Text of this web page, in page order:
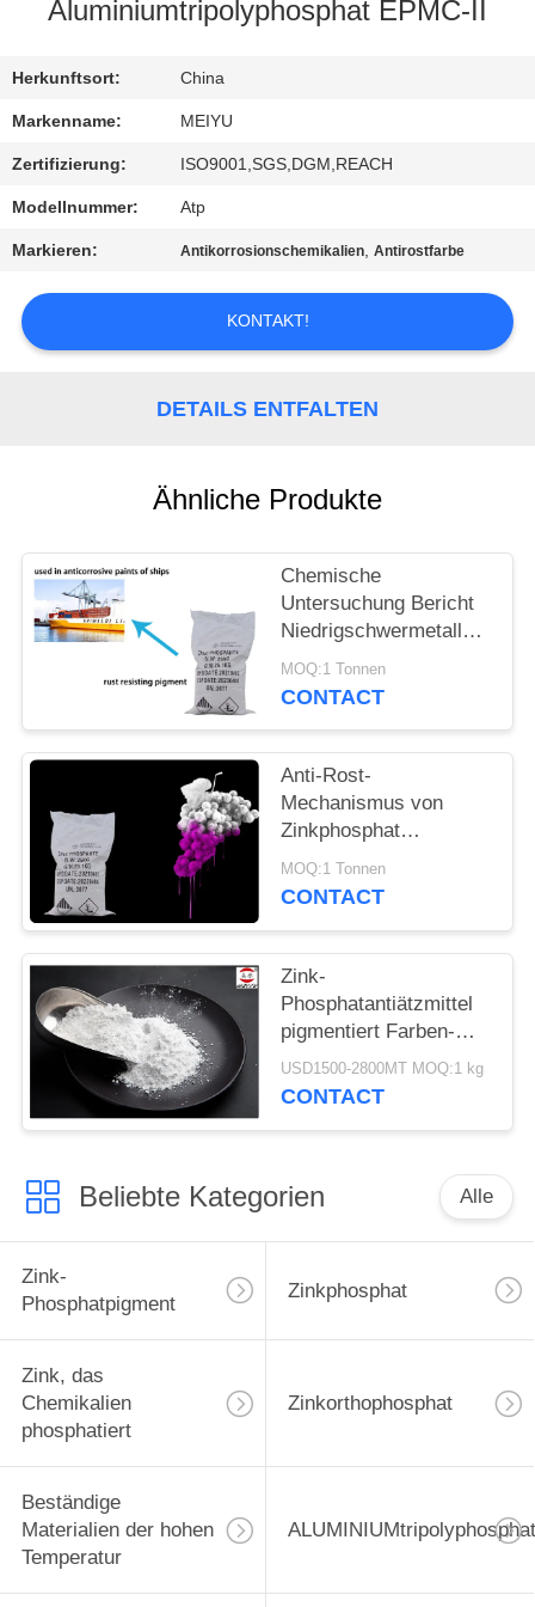
KONTAKT
MIT
UNS
UM
EIN
ANGEBOT
PRIVACY
POLICY
Aluminiumtripolyphosphat EPMC-II
Herkunftsort: China
Markenname: MEIYU
Zertifizierung: ISO9001,SGS,DGM,REACH
Modellnummer: Atp
Markieren: Antikorrosionschemikalien,Antirostfarbe
KONTAKT!
DETAILS ENTFALTEN
Ähnliche Produkte
Chemische
Untersuchung Bericht
Niedrigschwermetall
Zink Phosphat
Antikorrosive Pigmente
MOQ:1 Tonnen
CONTACT
Anti-Rost-
Mechanismus von
Zinkphosphat
chemischem Pigment
zur
MOQ:1 Tonnen
CONTACT
Zink-
Phosphatantiätzmittel
pigmentiert Farben-
Zusätze und
Beschichtungs-Zusätze
USD1500-2800MT MOQ:1 kg
CONTACT
Beliebte Kategorien Alle
Zink-
Phosphatpigment
Zinkphosphat
Zink, das
Chemikalien
phosphatiert
Zinkorthophosphat
Beständige
Materialien der hohen
Temperatur
ALUMINIUMtripolyphosphat